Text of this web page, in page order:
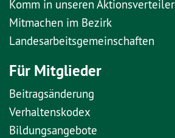
Komm in unseren Aktionsverteiler
Mitmachen im Bezirk
Landesarbeitsgemeinschaften
Für Mitglieder
Beitragsänderung
Verhaltenskodex
Bildungsangebote